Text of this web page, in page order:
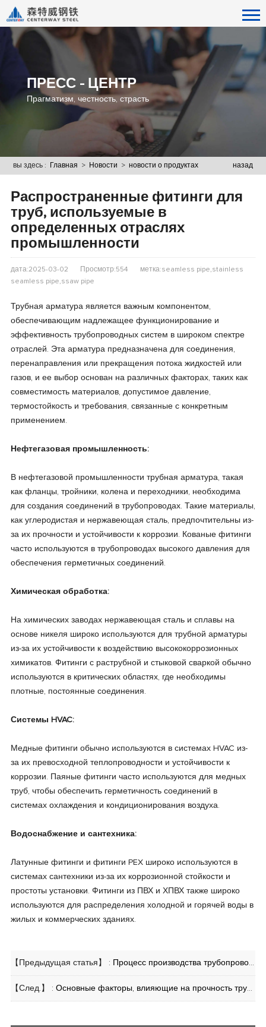
ПРЕСС - ЦЕНТР
Прагматизм, честность, страсть
назад
вы здесь : Главная > Новости > новости о продуктах
Распространенные фитинги для
труб, используемые в
определенных отраслях
промышленности
дата:2025-03-02 Просмотр:554
метка:seamless pipe,stainless
seamless pipe,ssaw pipe
Трубная арматура является важным компонентом,
обеспечивающим надлежащее функционирование и
эффективность трубопроводных систем в широком спектре
отраслей. Эта арматура предназначена для соединения,
перенаправления или прекращения потока жидкостей или
газов, и ее выбор основан на различных факторах, таких как
совместимость материалов, допустимое давление,
термостойкость и требования, связанные с конкретным
применением.
Нефтегазовая промышленность:
В нефтегазовой промышленности трубная арматура, такая
как фланцы, тройники, колена и переходники, необходима
для создания соединений в трубопроводах. Такие материалы,
как углеродистая и нержавеющая сталь, предпочтительны из-
за их прочности и устойчивости к коррозии. Кованые фитинги
часто используются в трубопроводах высокого давления для
обеспечения герметичных соединений.
Химическая обработка:
На химических заводах нержавеющая сталь и сплавы на
основе никеля широко используются для трубной арматуры
из-за их устойчивости к воздействию высококоррозионных
химикатов. Фитинги с раструбной и стыковой сваркой обычно
используются в критических областях, где необходимы
плотные, постоянные соединения.
Системы HVAC:
Медные фитинги обычно используются в системах HVAC из-
за их превосходной теплопроводности и устойчивости к
коррозии. Паяные фитинги часто используются для медных
труб, чтобы обеспечить герметичность соединений в
системах охлаждения и кондиционирования воздуха.
Водоснабжение и сантехника:
Латунные фитинги и фитинги PEX широко используются в
системах сантехники из-за их коррозионной стойкости и
простоты установки. Фитинги из ПВХ и ХПВХ также широко
используются для распределения холодной и горячей воды в
жилых и коммерческих зданиях.
【Предыдущая статья】 : Процесс производства трубопроводной арматуры: методы и технологии
【След.】 : Основные факторы, влияющие на прочность трубопроводной арматуры